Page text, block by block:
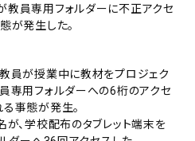
員専用フォルダーに不正アクセ
が発生した。
員が授業中に教材をプロジェク
専用フォルダーへの6桁のアクセ
事態が発生。
、学校配布のタブレット端末を